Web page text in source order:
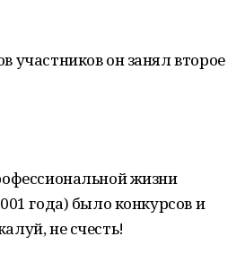
участников он занял второе
жизни
года) было конкурсов и
не счесть!